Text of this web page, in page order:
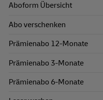
Aboform Übersicht
Abo verschenken
Prämienabo 12-Monate
Prämienabo 3-Monate
Prämienabo 6-Monate